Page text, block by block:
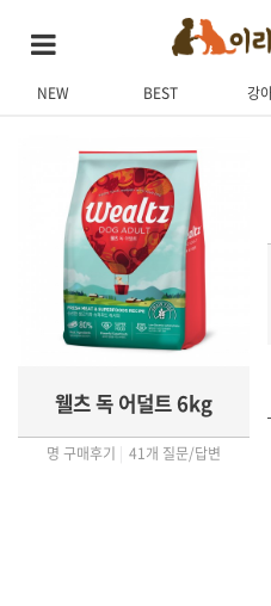
NEW BEST 강
웰츠 독 어덜트 6kg
명 구매후기 41개 질문/답변